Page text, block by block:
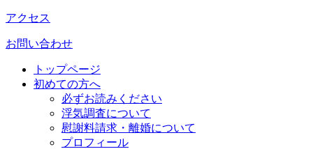
アクセス
お問い合わせ
トップページ
初めての方へ
必ずお読みください
浮気調査について
慰謝料請求・離婚について
プロフィール